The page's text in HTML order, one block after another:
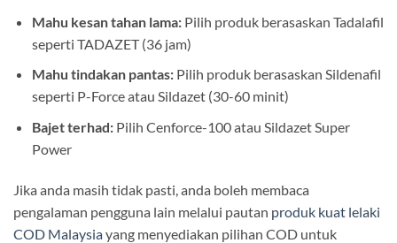
Mahu kesan tahan lama:Pilih produk berasaskan Tadalafil
seperti TADAZET (36 jam)
Mahu tindakan pantas:Pilih produk berasaskan Sildenafil
seperti P-Force atau Sildazet (30-60 minit)
Bajet terhad:Pilih Cenforce-100 atau Sildazet Super
Power
Jika anda masih tidak pasti, anda boleh membaca
pengalaman pengguna lain melalui pautan produk kuat lelaki
COD Malaysiayang menyediakan pilihan COD untuk